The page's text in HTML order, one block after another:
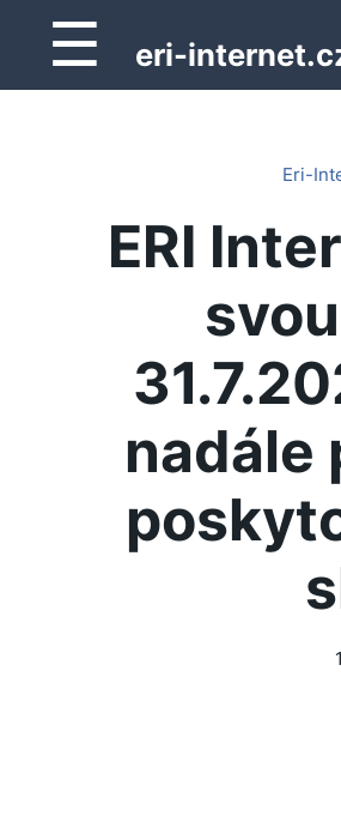
☰ eri-
Eri-
ERI
nadále